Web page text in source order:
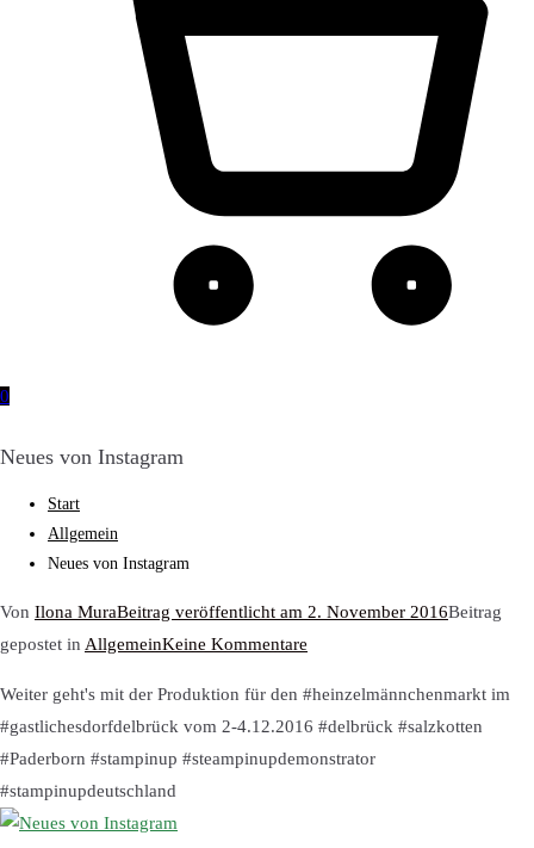
0
Neues von Instagram
Start
Allgemein
Neues von Instagram
Von Ilona MuraBeitrag veröffentlicht am 2. November 2016Beitrag
gepostet in AllgemeinKeine Kommentare
Weiter geht's mit der Produktion für den #heinzelmännchenmarkt im
#gastlichesdorfdelbrück vom 2-4.12.2016 #delbrück #salzkotten
#Paderborn #stampinup #steampinupdemonstrator
#stampinupdeutschland